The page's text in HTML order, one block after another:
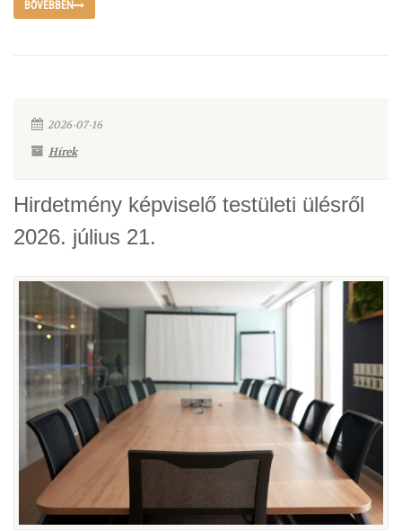
BŐVEBBEN
2026-07-16
Hírek
Hirdetmény képviselő testületi ülésről
2026. július 21.